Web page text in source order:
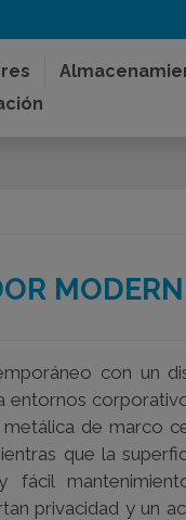
con un
entornos
de marco
que la
fácil
privacidad y un